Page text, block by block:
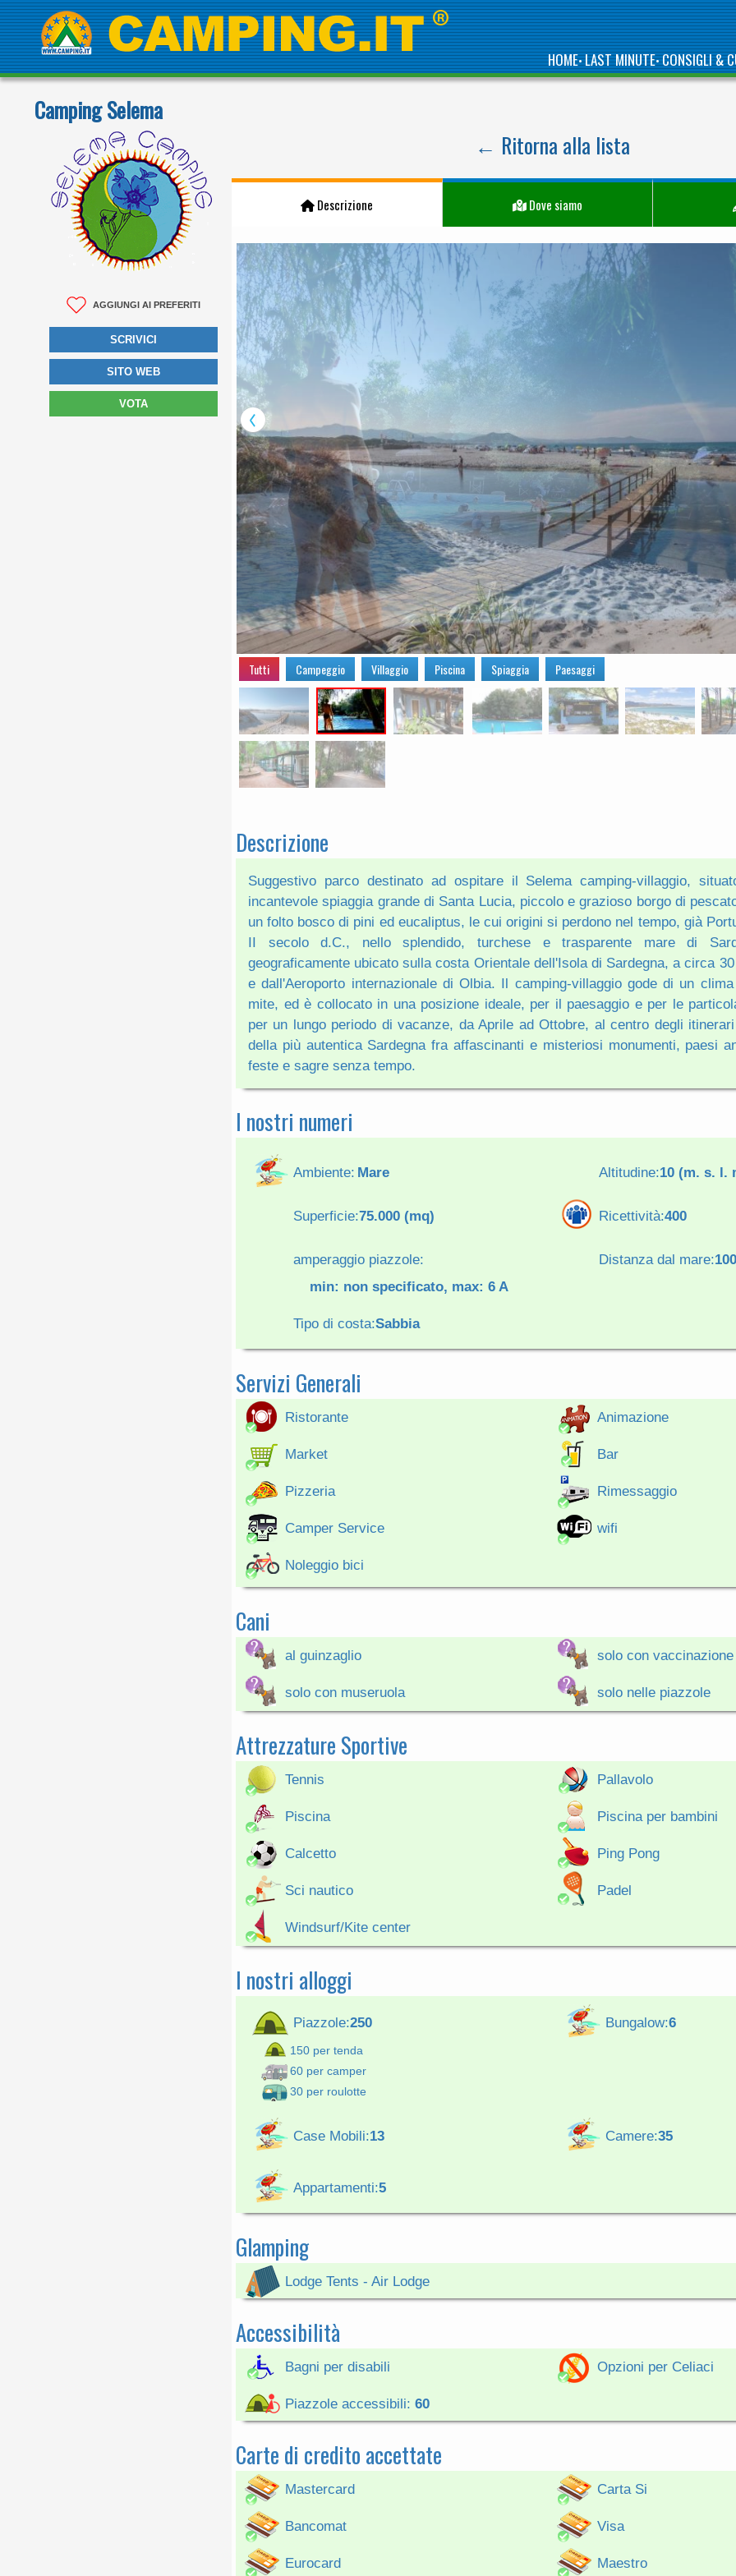
HOME•LAST MINUTE•CONSIGLI &
Camping Selema
AGGIUNGI AI PREFERITI
SCRIVICI
SITO WEB
VOTA
← Ritorna alla lista
Descrizione Dove siamo
Tutti Campeggio Villaggio Piscina Spiaggia Paesaggi
Descrizione
Suggestivo parco destinato ad ospitare il Selema camping-villaggio,
incantevole spiaggia grande di Santa Lucia, piccolo e grazioso borgo di
un folto bosco di pini ed eucaliptus, le cui origini si perdono nel tempo, già
II secolo d.C., nello splendido, turchese e trasparente mare di
geograficamente ubicato sulla costa Orientale dell'Isola di Sardegna, a circa
e dall'Aeroporto internazionale di Olbia. Il camping-villaggio gode di un
mite, ed è collocato in una posizione ideale, per il paesaggio e per le
per un lungo periodo di vacanze, da Aprile ad Ottobre, al centro degli
della più autentica Sardegna fra affascinanti e misteriosi monumenti, paesi
feste e sagre senza tempo.
I nostri numeri
Ambiente: Mare Altitudine:10 (m. s. l.
Superficie:75.000 (mq) Ricettività:400
amperaggio piazzole:
min: non specificato, max: 6 A
Distanza dal mare:
Tipo di costa:Sabbia
Servizi Generali
Ristorante Animazione
Market Bar
Pizzeria Rimessaggio
Camper Service wifi
Noleggio bici
Cani
al guinzaglio solo con vaccinazione
solo con museruola solo nelle piazzole
Attrezzature Sportive
Tennis Pallavolo
Piscina Piscina per bambini
Calcetto Ping Pong
Sci nautico Padel
Windsurf/Kite center
I nostri alloggi
Piazzole:250
150 per tenda
60 per camper
30 per roulotte
Bungalow:6
Case Mobili:13 Camere:35
Appartamenti:5
Glamping
Lodge Tents - Air Lodge
Accessibilità
Bagni per disabili Opzioni per Celiaci
Piazzole accessibili: 60
Carte di credito accettate
Mastercard Carta Si
Bancomat Visa
Eurocard Maestro